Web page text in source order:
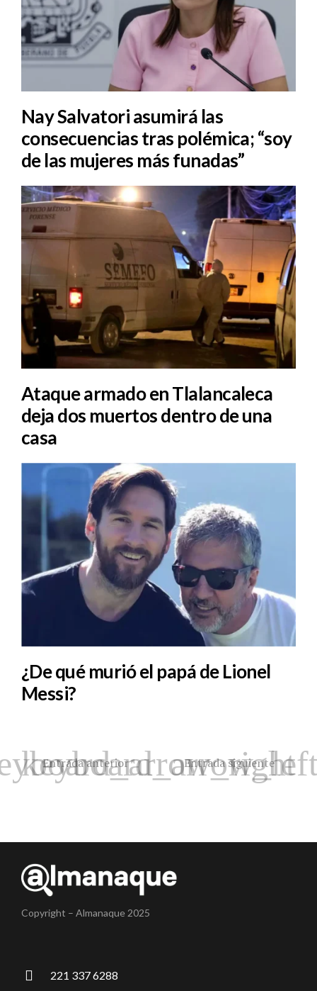
Nay Salvatori asumirá las
consecuencias tras polémica; “soy
de las mujeres más funadas”
Ataque armado en Tlalancaleca
deja dos muertos dentro de una
casa
¿De qué murió el papá de Lionel
Messi?
Entrada anterior Entrada siguiente
Copyright – Almanaque 2025
221 337 6288